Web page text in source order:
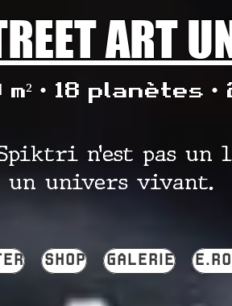
ART
• 18 planètes
Spiktri n’est pas un
un univers vivant.
SHOP GALERIE